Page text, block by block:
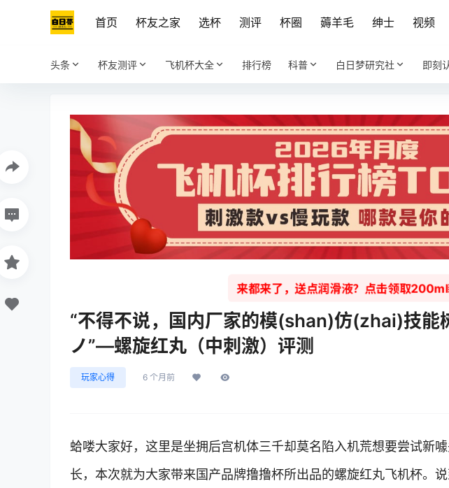
首页 杯友之家 选杯 测评 杯圈 薅羊毛 绅士 视频
头条 杯友测评 飞机杯大全 排行榜 科普 白日梦研究社 即刻
来都来了，送点润滑液？点击领取
“不得不说，国内厂家的模(shan)仿(zhai)技能
ノ”—螺旋红丸（中刺激）评测
玩家心得 6 个月前
蛤喽大家好，这里是坐拥后宫机体三千却莫名陷入机荒想要尝试新
长，本次就为大家带来国产品牌撸撸杯所出品的螺旋红丸飞机杯。